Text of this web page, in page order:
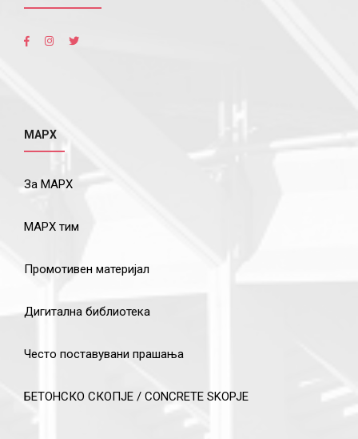
МАРХ
За МАРХ
МАРХ тим
Промотивен материјал
Дигитална библиотека
Често поставувани прашања
БЕТОНСКО СКОПЈЕ / CONCRETE SKOPJE